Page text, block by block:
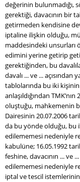
değerinin bulunmadığı,
gerektiği, davacının bir
getirmeden kendisine
iptaline ilişkin olduğu,
maddesindeki unsurları
edimini yerine getirip
gerektiğinden, bu
davalı ... ve ...
tablolarında bu iki kişinin
anlaşıldığından
oluştuğu, mahkemenin
Dairesinin 20.07.2006
da bu yönde olduğu, bu
edilememesi nedeniyle
kabulüne; 16.05.1992
feshine, davacının ... ve
edilememesi nedeniyle
iptal ve tescil